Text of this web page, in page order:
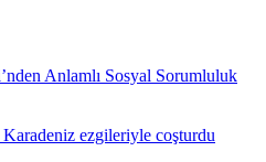
Anlamlı Sosyal Sorumluluk
ezgileriyle coşturdu